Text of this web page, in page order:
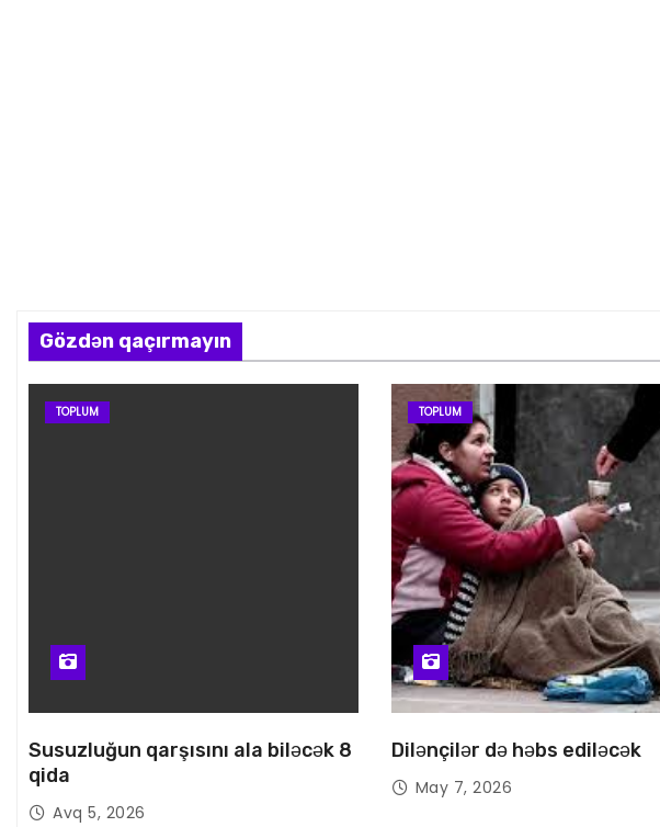
Gözdən qaçırmayın
TOPLUM
Susuzluğun qarşısını ala biləcək 8
qida
Avq 5, 2026
TOPLUM
Dilənçilər də həbs ediləcək
May 7, 2026